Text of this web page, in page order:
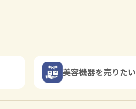
美容機器を売りたい